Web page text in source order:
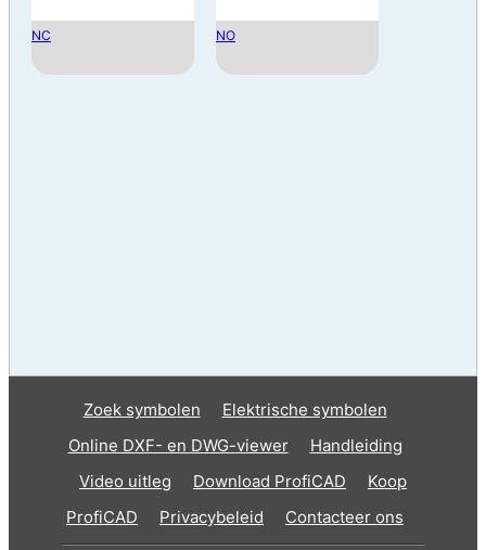
NC NO
Zoek symbolen
Elektrische symbolen
Online DXF- en DWG-viewer
Handleiding
Video uitleg
Download ProfiCAD
Koop
ProfiCAD
Privacybeleid Contacteer ons